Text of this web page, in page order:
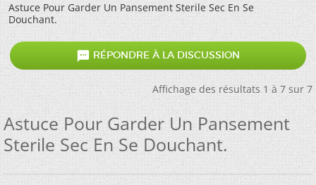
Astuce Pour Garder Un Pansement Sterile Sec En Se
Douchant.
 RÉPONDRE À LA DISCUSSION
Affichage des résultats 1 à 7 sur 7
Astuce Pour Garder Un Pansement
Sterile Sec En Se Douchant.